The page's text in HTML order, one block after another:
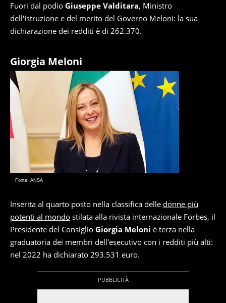
Fuori dal podio Giuseppe Valditara, Ministro
dell'Istruzione e del merito del Governo Meloni: la sua
dichiarazione dei redditi è di 262.370.
Giorgia Meloni
Fonte: ANSA
Inserita al quarto posto nella classifica delle donne più
potenti al mondo stilata alla rivista internazionale Forbes, il
Presidente del Consiglio Giorgia Meloni è terza nella
graduatoria dei membri dell'esecutivo con i redditi più alti:
nel 2022 ha dichiarato 293.531 euro.